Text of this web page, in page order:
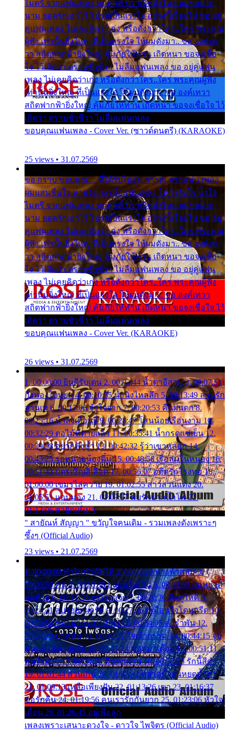
ไมตรี จากแฟนเพลง ทุกทุกที่ ปราณีหลั่งไหล ผมขอฝาก
นาม ยอดรักเอาไว้ โปรดเป็นแรงใจ อย่างนี้เรื่อยไป ขอ อยู่
คู่แฟนเพลง ไม่เคยคิดว่าเก่ง หรือดังกว่าใคร..ใคร พระคุณ
ผู้ฟัง เท่านั้นยิ่งใหญ่ ที่เป็นแรงใจ ให้ผมดังมา.. ขอ องค์เท
วา สถิตฟากฟ้ายิ่งใหญ่ คุ้มภัยให้ท่าน เถิดหนา ขอจงเชื่อ
ใจ ไว้เถิดว่า ตราบชั่วชีวา ไม่ลืมแฟนเพลง ขอ อยู่คู่แฟน
เพลง ไม่เคยคิดว่าเก่ง หรือดังกว่าใคร..ใคร พระคุณผู้ฟัง
เท่านั้นยิ่งใหญ่ ที่เป็นแรงใจ ให้ผมดังมา.. ขอ องค์เทวา
สถิตฟากฟ้ายิ่งใหญ่ คุ้มภัยให้ท่าน เถิดหนา ขอจงเชื่อใจ ไว้
เถิดว่า ตราบชั่วชีวา ไม่ลืมแฟนเพลง
ขอบคุณแฟนเพลง - Cover Ver. (ซาวด์ดนตรี) (KARAOKE)
25 views • 31.07.2569
ขอ กราบ ขอบคุณ.... ที่ได้รับไออุ่น การุณ จากแฟน เพลง
ผมแสนชื่นใจ หายวังเวง เมื่อแฟนเพลง ให้กำลังใจ น้ำใจ
ไมตรี จากแฟนเพลง ทุกทุกที่ ปราณีหลั่งไหล ผมขอฝาก
นาม ยอดรักเอาไว้ โปรดเป็นแรงใจ อย่างนี้เรื่อยไป ขอ อยู่
คู่แฟนเพลง ไม่เคยคิดว่าเก่ง หรือดังกว่าใคร..ใคร พระคุณ
ผู้ฟัง เท่านั้นยิ่งใหญ่ ที่เป็นแรงใจ ให้ผมดังมา.. ขอ องค์เท
วา สถิตฟากฟ้ายิ่งใหญ่ คุ้มภัยให้ท่าน เถิดหนา ขอจงเชื่อ
ใจ ไว้เถิดว่า ตราบชั่วชีวา ไม่ลืมแฟนเพลง ขอ อยู่คู่แฟน
เพลง ไม่เคยคิดว่าเก่ง หรือดังกว่าใคร..ใคร พระคุณผู้ฟัง
เท่านั้นยิ่งใหญ่ ที่เป็นแรงใจ ให้ผมดังมา.. ขอ องค์เทวา
สถิตฟากฟ้ายิ่งใหญ่ คุ้มภัยให้ท่าน เถิดหนา ขอจงเชื่อใจ ไว้
เถิดว่า ตราบชั่วชีวา ไม่ลืมแฟนเพลง
ขอบคุณแฟนเพลง - Cover Ver. (KARAOKE)
26 views • 31.07.2569
1. 00:00:00 ยินดีรับเดน 2. 00:03:44 น้ำตาอีสาน 3. 00:07:51
กิ่งทองใบหยก 4. 00:10:35 น้ำนิ่งไหลลึก 5. 00:13:49 ลานรัก
ลานเท 6. 00:17:06 จำใจจาก 7. 00:20:53 คืนฝนตก 8.
00:25:16 น้ำลงเดือนยี่ 9. 00:28:47 โสนน้อยเรือนงาม 10.
00:32:29 ตอไม้ที่ตายแล้ว 11. 00:35:41 น้ำกรดแช่เย็น 12.
00:39:08 อยากฟังซ้ำ 13. 00:42:32 รู้ว่าเขาหลอก 14.
00:45:25 รอหน่อยน้องติ๋ม 15. 00:48:56 เรือล่มในหนอง 16.
00:51:43 บัตรเชิญสีเลือด 17. 00:56:07 อดีตรักโรงทอ 18.
01:00:00 เขมรไล่ควาย 19. 01:02:55 สาวสวนแตง 20.
01:05:51 แอบมอง 21. 01:09:27 พบรักปากน้ำโพ 22.
01:13:06 สายัณห์เมา
" สายัณห์ สัญญา " ขวัญใจคนเดิม - รวมเพลงดังเพราะๆ
ซึ้งๆ (Official Audio)
23 views • 21.07.2569
1. 00:00:00 ทำไมทำฉันได้ 2. 00:03:20 นางฟ้าสลัม 3.
00:06:50 คน 4. 00:10:36 บุญเหลือเกิน 5. 00:13:58 ฝนหยาด
สุดท้าย 6. 00:17:30 ยาใจยาจก 7. 00:20:30 คิดดูให้ดี 8.
00:24:21 ลบรอยแผลรัก 9. 00:27:35 เหมือนใจโดนกรีด 10.
00:30:54 ขบวนการเปาเปียว 11. 00:34:05 คำรำพัน 12.
00:37:20 ปาหนัน 13. 00:40:37 ใจเจ้ากรรม 14. 00:44:15 จูบ
ฉันแล้วจงตายเสีย 15. 00:47:24 ขอสูมาเต๊อะ 16. 00:51:11
คนใจมาร 17. 00:54:50 คืนทรมาน 18. 00:58:25 รักนี้สีดำ
19. 01:01:44 ส่วนเกิน 20. 01:05:42 หยาดน้ำฝนหยดน้ำตา
21. 01:09:13 เหลือเพียงฝัน 22. 01:13:26 เขา 23. 01:16:37
ขอรักคืน 24. 01:19:56 คนเรารักกันยาก 25. 01:23:06 หัวใจ
เถื่อน 26. 01:26:45 อยู่เพื่อลูก
เพลงเพราะเสนาะดวงใจ - ดาวใจ ไพจิตร (Official Audio)